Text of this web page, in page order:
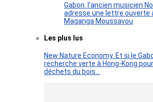
Gabon: l’ancien musicien
adresse une lettre ouverte
Maganga Moussavou
Les plus lus
New Nature Economy. Et si le
recherche verte à Hong-Kong
déchets du bois…